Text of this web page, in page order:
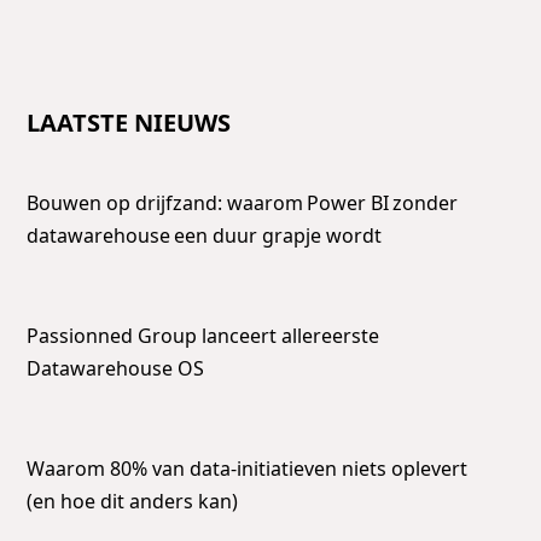
LAATSTE NIEUWS
Bouwen op drijfzand: waarom Power BI zonder
datawarehouse een duur grapje wordt
Passionned Group lanceert allereerste
Datawarehouse OS
Waarom 80% van data-initiatieven niets oplevert
(en hoe dit anders kan)